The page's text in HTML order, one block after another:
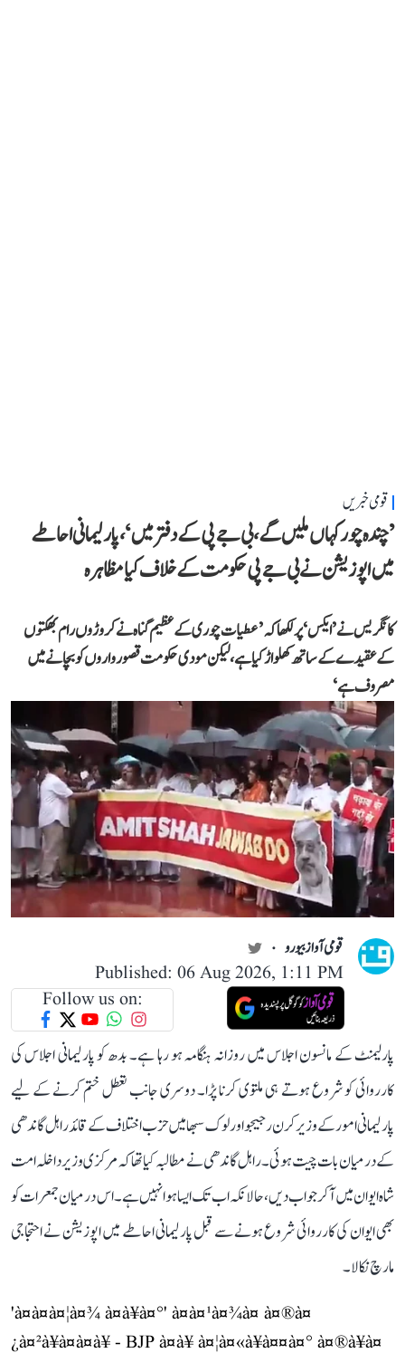
قومی خبریں
’چندہ چور کہاں ملیں گے، بی جے پی کے دفتر میں‘، پارلیمانی احاطے
میں اپوزیشن نے بی جے پی حکومت کے خلاف کیا مظاہرہ
کانگریس نے ’ایکس‘ پر لکھا کہ ’عطیات چوری کے عظیم گناہ نے کروڑوں رام بھکتوں
کے عقیدے کے ساتھ کھلواڑ کیا ہے، لیکن مودی حکومت قصورواروں کو بچانے میں
مصروف ہے‘
قومی آواز بیورو
Published: 06 Aug 2026, 1:11 PM
Follow us on:
پارلیمنٹ کے مانسون اجلاس میں روزانہ ہنگامہ ہو رہا ہے۔ بدھ کو پارلیمانی اجلاس کی
کارروائی کو شروع ہوتے ہی ملتوی کرنا پڑا۔ دوسری جانب تعطل ختم کرنے کے لیے
پارلیمانی امور کے وزیر کرن رجیجو اور لوک سبھا میں حزب اختلاف کے قائد راہل گاندھی
کے درمیان بات چیت ہوئی۔ راہل گاندھی نے مطالبہ کیا تھا کہ مرکزی وزیر داخلہ امت
شاہ ایوان میں آ کر جواب دیں، حالانکہ اب تک ایسا ہوا نہیں ہے۔ اس درمیان جمعرات کو
بھی ایوان کی کارروائی شروع ہونے سے قبل پارلیمانی احاطے میں اپوزیشن نے احتجاجی
مارچ نکالا۔
'à¤à¤à¤¦à¤¾ à¤à¥à¤°' à¤à¤¹à¤¾à¤ à¤®à¤
¿à¤²à¥à¤à¤à¥ - BJP à¤à¥ à¤¦à¤«à¥à¤¤à¤° à¤®à¥à¤